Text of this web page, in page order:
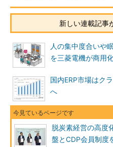
新しい連載記事
人の集中度合いや
を三菱電機が商用
国内ERP市場はク
へ
脱炭素経営の高度
盤とCDP会員制度